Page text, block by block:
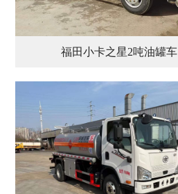
福田小卡之星2吨油罐车